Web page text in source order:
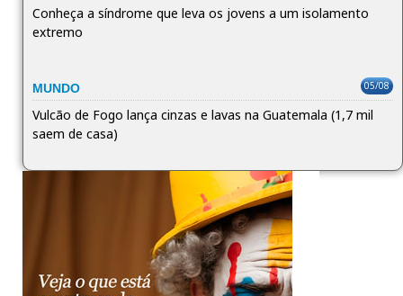
Conheça a síndrome que leva os jovens a um isolamento
extremo
MUNDO 05/08
Vulcão de Fogo lança cinzas e lavas na Guatemala (1,7 mil
saem de casa)